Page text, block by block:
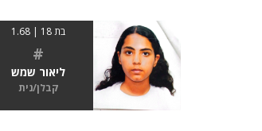
בת 18 | 1.68
#
ליאור שמש
קבלן/נית